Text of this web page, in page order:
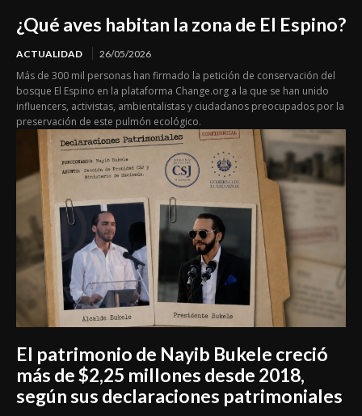
¿Qué aves habitan la zona de El Espino?
ACTUALIDAD 26/05/2026
Más de 300 mil personas han firmado la petición de conservación del
bosque El Espino en la plataforma Change.org a la que se han unido
influencers, activistas, ambientalistas y ciudadanos preocupados por la
preservación de este pulmón ecológico.
El patrimonio de Nayib Bukele creció
más de $2,25 millones desde 2018,
según sus declaraciones patrimoniales